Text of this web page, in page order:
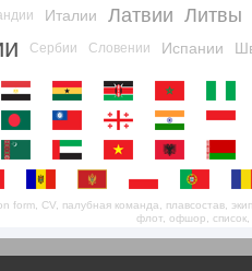
Италии Латвии Литвы
Сербии Словении Испании
form, CV, палубная команда, плавсостав,
флот, офшор, список,